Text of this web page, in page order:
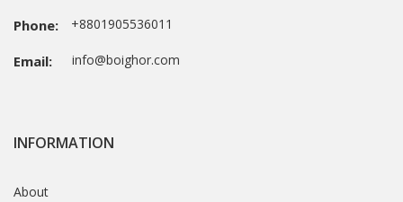
Phone: +8801905536011
Email: info@boighor.com
INFORMATION
About